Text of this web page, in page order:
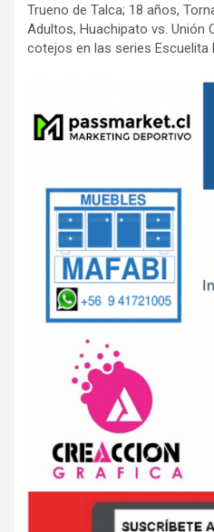
Trueno de Talca; 18 años,
Adultos, Huachipato vs. Unión
cotejos en las series Escuelita